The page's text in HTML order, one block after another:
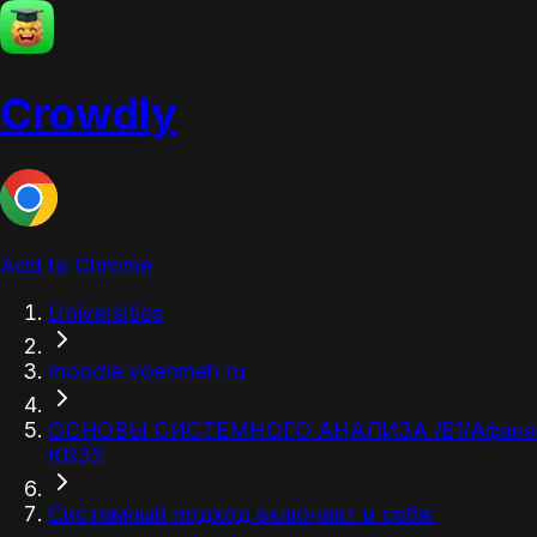
Crowdly
Add to Chrome
Universities
moodle.voenmeh.ru
ОСНОВЫ СИСТЕМНОГО АНАЛИЗА /Е1/
КВ32
Системный подход включает в себя: